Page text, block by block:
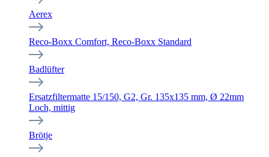
Aerex
Reco-Boxx Comfort, Reco-Boxx Standard
Badlüfter
Ersatzfiltermatte 15/150, G2, Gr. 135x135 mm, Ø 22mm
Loch, mittig
Brötje